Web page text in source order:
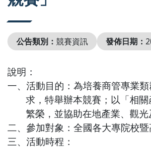
公告類別： 競賽資訊 發佈日期：
說明：
一、活動目的：為培養商管專業
求，特舉辦本競賽；以「相
繁榮，並協助在地產業、觀
二、參加對象：全國各大專院校暨
三、活動時程：